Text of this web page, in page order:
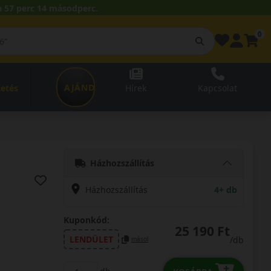
57 perc 14 másodperc.
AJÁNDÉKUTALVÁNY
Házhozszállítás
Házhozszállítás 4+ db
Kuponkód:
LENDÜLET
másol 25 190 Ft
/db